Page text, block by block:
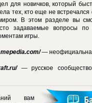
для новичков, который
тех, кто еще не встречался
В этом разделе вы
задаваемые вопросы по
игры.
—
— русское
вам